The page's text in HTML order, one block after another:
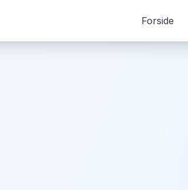
Forside